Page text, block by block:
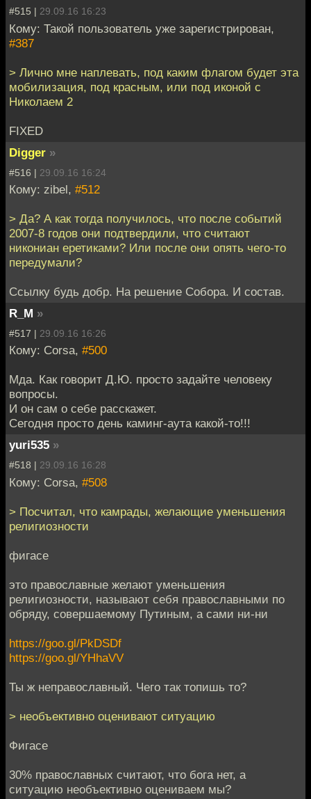
#515 | 29.09.16 16:23
Кому: Такой пользователь уже зарегистрирован,
#387
> Лично мне наплевать, под каким флагом будет эта
мобилизация, под красным, или под иконой с
Николаем 2
FIXED
Digger »
#516 | 29.09.16 16:24
Кому: zibel, #512
> Да? А как тогда получилось, что после событий
2007-8 годов они подтвердили, что считают
никониан еретиками? Или после они опять чего-то
передумали?
Ссылку будь добр. На решение Собора. И состав.
R_M »
#517 | 29.09.16 16:26
Кому: Corsa, #500
Мда. Как говорит Д.Ю. просто задайте человеку
вопросы.
И он сам о себе расскажет.
Сегодня просто день каминг-аута какой-то!!!
yuri535 »
#518 | 29.09.16 16:28
Кому: Corsa, #508
> Посчитал, что камрады, желающие уменьшения
религиозности
фигасе
это православные желают уменьшения
религиозности, называют себя православными по
обряду, совершаемому Путиным, а сами ни-ни
https://goo.gl/PkDSDf
https://goo.gl/YHhaVV
Ты ж неправославный. Чего так топишь то?
> необъективно оценивают ситуацию
Фигасе
30% православных считают, что бога нет, а
ситуацию необъективно оцениваем мы?